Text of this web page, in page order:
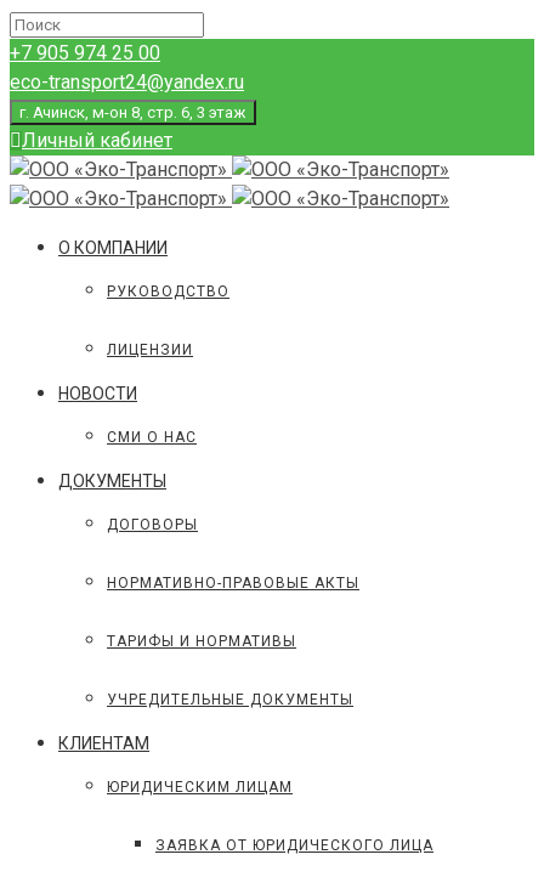
+7 905 974 25 00
eco-transport24@yandex.ru
г. Ачинск, м-он 8, стр. 6, 3 этаж
Личный кабинет
О КОМПАНИИ
РУКОВОДСТВО
ЛИЦЕНЗИИ
НОВОСТИ
СМИ О НАС
ДОКУМЕНТЫ
ДОГОВОРЫ
НОРМАТИВНО-ПРАВОВЫЕ АКТЫ
ТАРИФЫ И НОРМАТИВЫ
УЧРЕДИТЕЛЬНЫЕ ДОКУМЕНТЫ
КЛИЕНТАМ
ЮРИДИЧЕСКИМ ЛИЦАМ
ЗАЯВКА ОТ ЮРИДИЧЕСКОГО ЛИЦА